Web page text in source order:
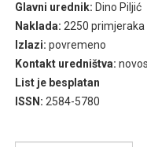
Glavni urednik: Dino Piljić
Naklada: 2250 primjeraka
Izlazi: povremeno
Kontakt uredništva:
List je besplatan
ISSN: 2584-5780